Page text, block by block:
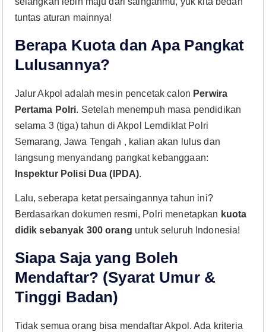
tuntas aturan mainnya!
Berapa Kuota dan Apa Pangkat
Lulusannya?
Jalur Akpol adalah mesin pencetak calon Perwira
Pertama Polri. Setelah menempuh masa pendidikan
selama 3 (tiga) tahun di Akpol Lemdiklat Polri
Semarang, Jawa Tengah , kalian akan lulus dan
langsung menyandang pangkat kebanggaan:
Inspektur Polisi Dua (IPDA).
Lalu, seberapa ketat persaingannya tahun ini?
Berdasarkan dokumen resmi, Polri menetapkan kuota
didik sebanyak 300 orang untuk seluruh Indonesia!
Siapa Saja yang Boleh
Mendaftar? (Syarat Umur &
Tinggi Badan)
Tidak semua orang bisa mendaftar Akpol. Ada kriteria